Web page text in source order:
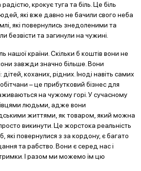
крокує туга та біль. Це біль
які вже давно не бачили свого неба
які повернулись знедоленими та
безвісти та загинули на чужині.
нашої країни. Скільки б коштів вони не
завжди значно більше. Вони
дітей, коханих, рідних. Іноді навіть самих
– це прибутковий бізнес для
на чужому горі. У сучасному
людьми, адже вони
життями, як товаром, який можна
викинути. Це жорстока реальність
які повернулися з за кордону, є багато
та рабство. Вони є серед нас і
І разом ми можемо їм цю